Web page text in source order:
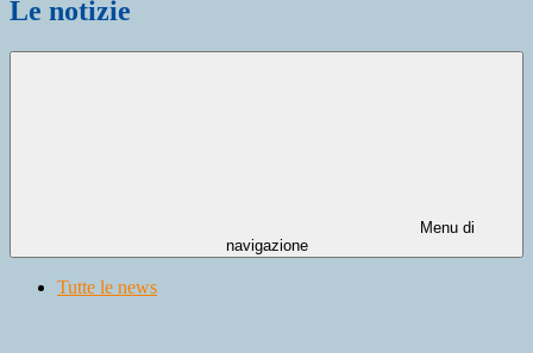
Le notizie
Menu di
navigazione
Tutte le news